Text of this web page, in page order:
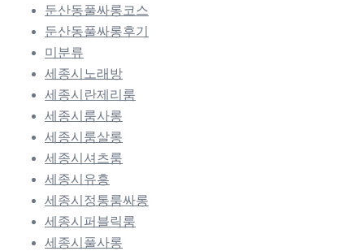
둔산동풀싸롱코스
둔산동풀싸롱후기
미분류
세종시노래방
세종시란제리룸
세종시룸사롱
세종시룸살롱
세종시셔츠룸
세종시유흥
세종시정통룸싸롱
세종시퍼블릭룸
세종시풀사롱